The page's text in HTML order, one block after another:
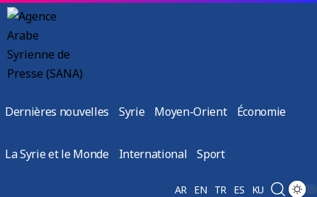
Dernières nouvelles Syrie Moyen-Orient Économie
La Syrie et le Monde International Sport
AR EN TR ES KU